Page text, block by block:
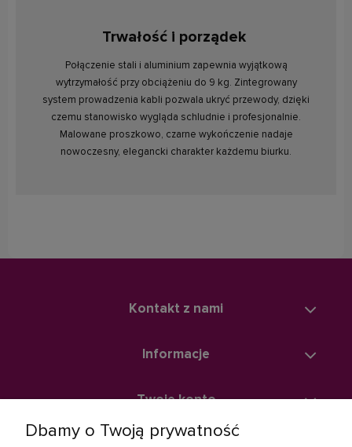
Trwałość i porządek
Połączenie stali i aluminium zapewnia wyjątkową
wytrzymałość przy obciążeniu do 9 kg. Zintegrowany
system prowadzenia kabli pozwala ukryć przewody, dzięki
czemu stanowisko wygląda schludnie i profesjonalnie.
Malowane proszkowo, czarne wykończenie nadaje
nowoczesny, elegancki charakter każdemu biurku.
Kontakt z nami
Informacje
Twoje konto
Dbamy o Twoją prywatność